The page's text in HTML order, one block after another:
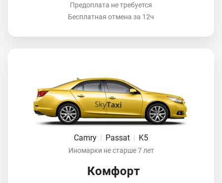
Предоплата не требуется
Бесплатная отмена за 12ч
Camry Passat K5
Иномарки не старше 7 лет
Комфорт